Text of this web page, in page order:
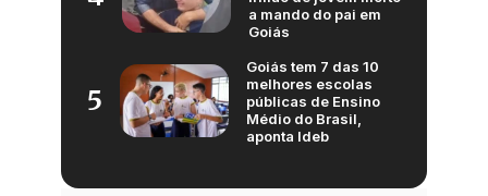
a mando do pai em
Goiás
5
Goiás tem 7 das 10
melhores escolas
públicas de Ensino
Médio do Brasil,
aponta Ideb